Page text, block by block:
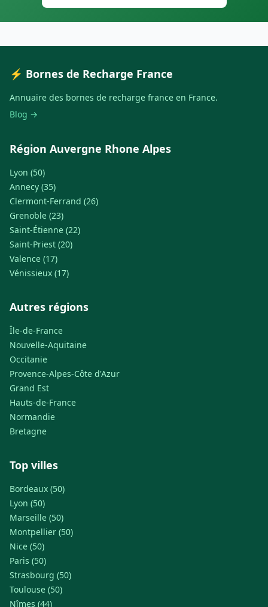
⚡ Bornes de Recharge France
Annuaire des bornes de recharge france en France.
Blog →
Région Auvergne Rhone Alpes
Lyon (50)
Annecy (35)
Clermont-Ferrand (26)
Grenoble (23)
Saint-Étienne (22)
Saint-Priest (20)
Valence (17)
Vénissieux (17)
Autres régions
Île-de-France
Nouvelle-Aquitaine
Occitanie
Provence-Alpes-Côte d'Azur
Grand Est
Hauts-de-France
Normandie
Bretagne
Top villes
Bordeaux (50)
Lyon (50)
Marseille (50)
Montpellier (50)
Nice (50)
Paris (50)
Strasbourg (50)
Toulouse (50)
Nîmes (44)